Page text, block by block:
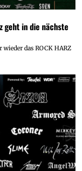
geht in die nächste
das ROCK HARZ